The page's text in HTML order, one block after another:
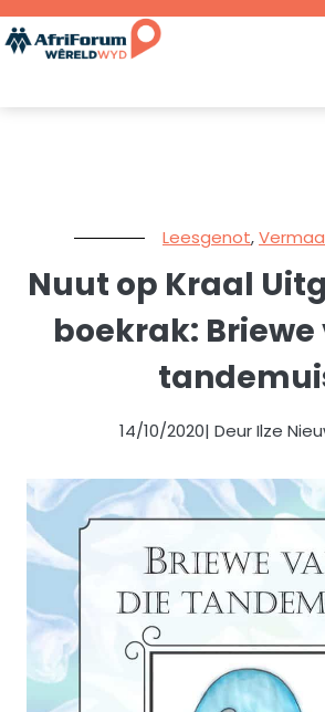
Skip
to
Leesgenot,
Nuut op Kraal
boekrak:
14/10/2020| Deur Ilze